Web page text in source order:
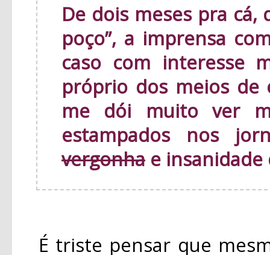
De dois meses pra cá,
poço”, a imprensa
caso com interesse
próprio dos meios de
me dói muito ver
estampados nos
vergonha e insanidade
É triste pensar que